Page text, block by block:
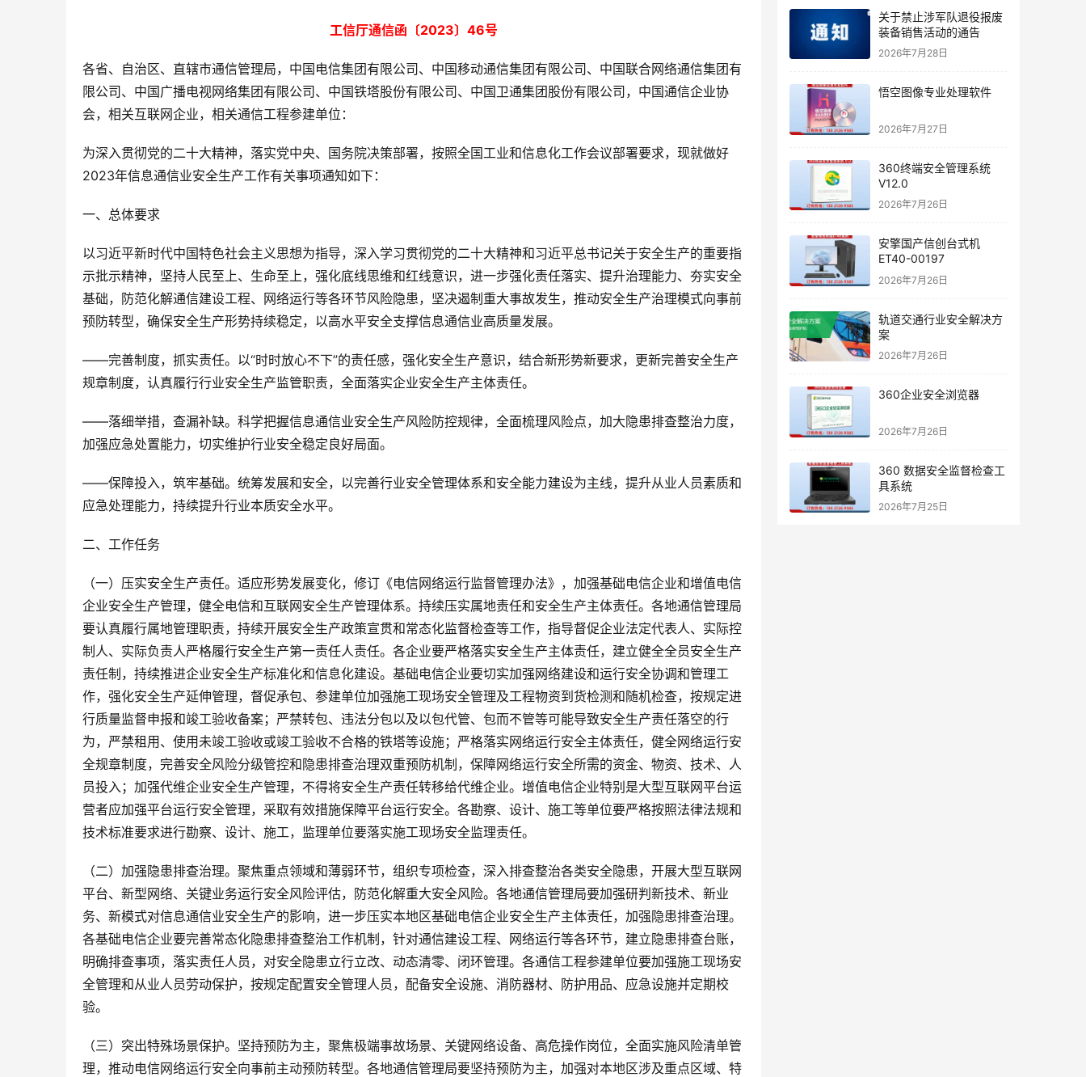
工信厅通信函〔2023〕46号
各省、自治区、直辖市通信管理局，中国电信集团有限公司、中国移动通信集团有限公司、中国联合网络通信集团有
限公司、中国广播电视网络集团有限公司、中国铁塔股份有限公司、中国卫通集团股份有限公司，中国通信企业协
会，相关互联网企业，相关通信工程参建单位：
为深入贯彻党的二十大精神，落实党中央、国务院决策部署，按照全国工业和信息化工作会议部署要求，现就做好
2023年信息通信业安全生产工作有关事项通知如下：
一、总体要求
以习近平新时代中国特色社会主义思想为指导，深入学习贯彻党的二十大精神和习近平总书记关于安全生产的重要指
示批示精神，坚持人民至上、生命至上，强化底线思维和红线意识，进一步强化责任落实、提升治理能力、夯实安全
基础，防范化解通信建设工程、网络运行等各环节风险隐患，坚决遏制重大事故发生，推动安全生产治理模式向事前
预防转型，确保安全生产形势持续稳定，以高水平安全支撑信息通信业高质量发展。
——完善制度，抓实责任。以“时时放心不下”的责任感，强化安全生产意识，结合新形势新要求，更新完善安全生产
规章制度，认真履行行业安全生产监管职责，全面落实企业安全生产主体责任。
——落细举措，查漏补缺。科学把握信息通信业安全生产风险防控规律，全面梳理风险点，加大隐患排查整治力度，
加强应急处置能力，切实维护行业安全稳定良好局面。
——保障投入，筑牢基础。统筹发展和安全，以完善行业安全管理体系和安全能力建设为主线，提升从业人员素质和
应急处理能力，持续提升行业本质安全水平。
二、工作任务
（一）压实安全生产责任。适应形势发展变化，修订《电信网络运行监督管理办法》，加强基础电信企业和增值电信
企业安全生产管理，健全电信和互联网安全生产管理体系。持续压实属地责任和安全生产主体责任。各地通信管理局
要认真履行属地管理职责，持续开展安全生产政策宣贯和常态化监督检查等工作，指导督促企业法定代表人、实际控
制人、实际负责人严格履行安全生产第一责任人责任。各企业要严格落实安全生产主体责任，建立健全全员安全生产
责任制，持续推进企业安全生产标准化和信息化建设。基础电信企业要切实加强网络建设和运行安全协调和管理工
作，强化安全生产延伸管理，督促承包、参建单位加强施工现场安全管理及工程物资到货检测和随机检查，按规定进
行质量监督申报和竣工验收备案；严禁转包、违法分包以及以包代管、包而不管等可能导致安全生产责任落空的行
为，严禁租用、使用未竣工验收或竣工验收不合格的铁塔等设施；严格落实网络运行安全主体责任，健全网络运行安
全规章制度，完善安全风险分级管控和隐患排查治理双重预防机制，保障网络运行安全所需的资金、物资、技术、人
员投入；加强代维企业安全生产管理，不得将安全生产责任转移给代维企业。增值电信企业特别是大型互联网平台运
营者应加强平台运行安全管理，采取有效措施保障平台运行安全。各勘察、设计、施工等单位要严格按照法律法规和
技术标准要求进行勘察、设计、施工，监理单位要落实施工现场安全监理责任。
（二）加强隐患排查治理。聚焦重点领域和薄弱环节，组织专项检查，深入排查整治各类安全隐患，开展大型互联网
平台、新型网络、关键业务运行安全风险评估，防范化解重大安全风险。各地通信管理局要加强研判新技术、新业
务、新模式对信息通信业安全生产的影响，进一步压实本地区基础电信企业安全生产主体责任，加强隐患排查治理。
各基础电信企业要完善常态化隐患排查整治工作机制，针对通信建设工程、网络运行等各环节，建立隐患排查台账，
明确排查事项，落实责任人员，对安全隐患立行立改、动态清零、闭环管理。各通信工程参建单位要加强施工现场安
全管理和从业人员劳动保护，按规定配置安全管理人员，配备安全设施、消防器材、防护用品、应急设施并定期校
验。
（三）突出特殊场景保护。坚持预防为主，聚焦极端事故场景、关键网络设备、高危操作岗位，全面实施风险清单管
理，推动电信网络运行安全向事前主动预防转型。各地通信管理局要坚持预防为主，加强对本地区涉及重点区域、特
关于禁止涉军队退役报废
装备销售活动的通告
2026年7月28日
悟空图像专业处理软件
2026年7月27日
360终端安全管理系统
V12.0
2026年7月26日
安擎国产信创台式机
ET40-00197
2026年7月26日
轨道交通行业安全解决方
案
2026年7月26日
360企业安全浏览器
2026年7月26日
360 数据安全监督检查工
具系统
2026年7月25日